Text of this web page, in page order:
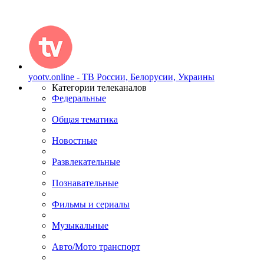
yootv.online - ТВ России, Белорусии, Украины
Категории телеканалов
Федеральные
Общая тематика
Новостные
Развлекательные
Познавательные
Фильмы и сериалы
Музыкальные
Авто/Мото транспорт